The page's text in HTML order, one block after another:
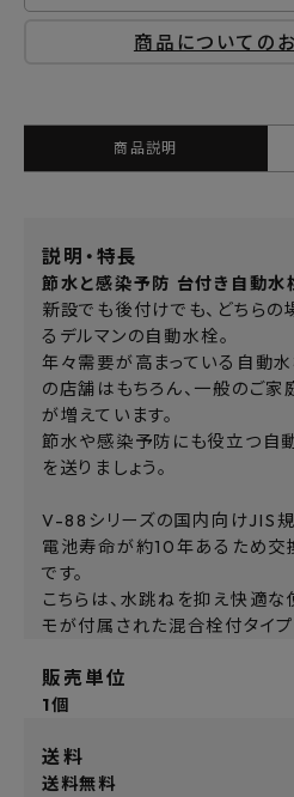
商品についての
商品説明
説明・特長
節水と感染予防 台付き自動水
新設でも後付けでも、どちら
るデルマンの自動水栓。
年々需要が高まっている自動
の店舗はもちろん、一般のご
が増えています。
節水や感染予防にも役立つ自
を送りましょう。
V-88シリーズの国内向けJIS規
電池寿命が約10年あるため交
です。
こちらは、水跳ねを抑え快適
モが付属された混合栓付タイプ
販売単位
1個
送料
送料無料